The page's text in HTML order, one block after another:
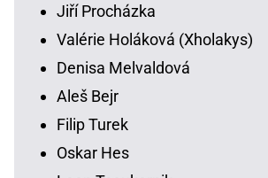
Jiří Procházka
Valérie Holáková (Xholakys)
Denisa Melvaldová
Aleš Bejr
Filip Turek
Oskar Hes